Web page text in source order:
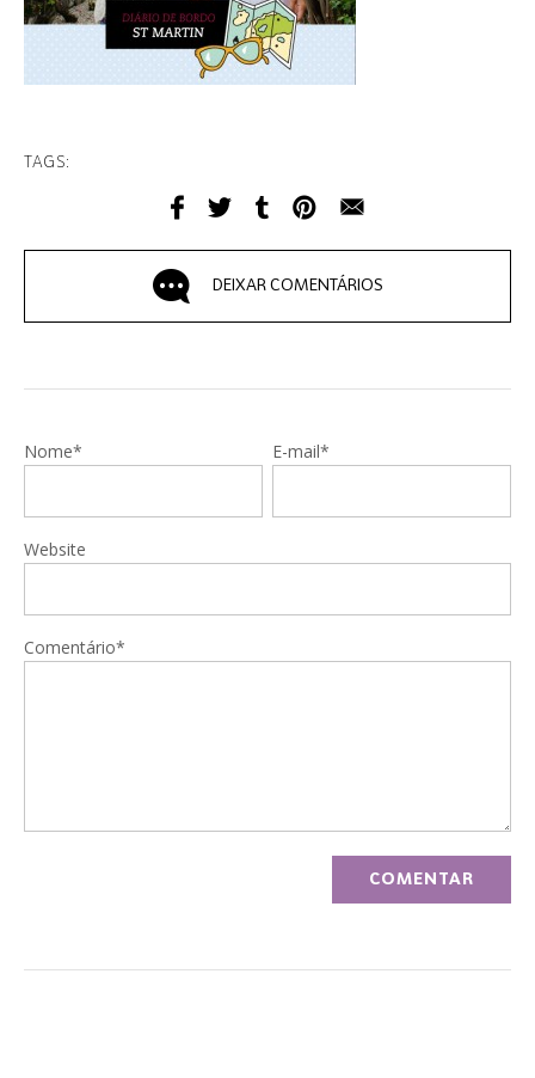
TAGS:
DEIXAR COMENTÁRIOS
Nome* E-mail*
Website
Comentário*